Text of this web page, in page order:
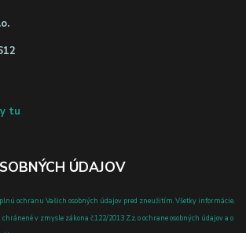
tu
ÚDAJOV
ochranu Vašich osobných údajov pred zneužitím. Všetky informácie,
chránené v zmysle zákona č.122/2013 Z.z. o ochrane osobných údajov a o